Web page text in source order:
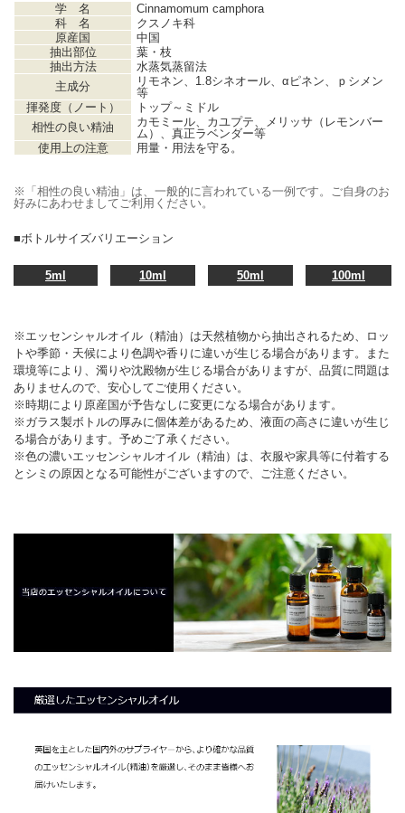
学 名
Cinnamomum camphora
科 名
クスノキ科
原産国
中国
抽出部位
葉・枝
抽出方法
水蒸気蒸留法
主成分
リモネン、1.8シネオール、αピネン、ｐシメン
等
揮発度（ノート）
トップ～ミドル
相性の良い精油
カモミール、カユプテ、メリッサ（レモンバー
ム）、真正ラベンダー等
使用上の注意
用量・用法を守る。
※「相性の良い精油」は、一般的に言われている一例です。ご自身のお
好みにあわせましてご利用ください。
■ボトルサイズバリエーション
5ml 10ml 50ml 100ml
※エッセンシャルオイル（精油）は天然植物から抽出されるため、ロッ
トや季節・天候により色調や香りに違いが生じる場合があります。また
環境等により、濁りや沈殿物が生じる場合がありますが、品質に問題は
ありませんので、安心してご使用ください。
※時期により原産国が予告なしに変更になる場合があります。
※ガラス製ボトルの厚みに個体差があるため、液面の高さに違いが生じ
る場合があります。予めご了承ください。
※色の濃いエッセンシャルオイル（精油）は、衣服や家具等に付着する
とシミの原因となる可能性がございますので、ご注意ください。